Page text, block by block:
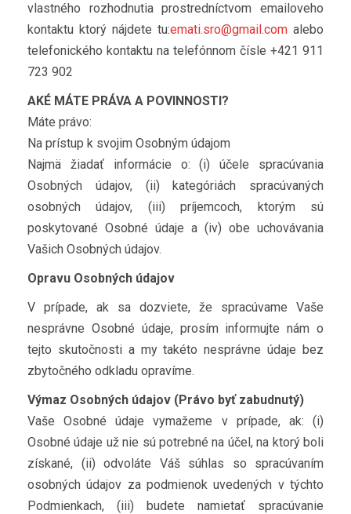
vlastného rozhodnutia prostredníctvom emailoveho
kontaktu ktorý nájdete tu:emati.sro@gmail.com alebo
telefonického kontaktu na telefónnom čísle +421 911
723 902
AKÉ MÁTE PRÁVA A POVINNOSTI?
Máte právo:
Na prístup k svojim Osobným údajom
Najmä žiadať informácie o: (i) účele spracúvania
Osobných údajov, (ii) kategóriách spracúvaných
osobných údajov, (iii) príjemcoch, ktorým sú
poskytované Osobné údaje a (iv) obe uchovávania
Vašich Osobných údajov.
Opravu Osobných údajov
V prípade, ak sa dozviete, že spracúvame Vaše
nesprávne Osobné údaje, prosím informujte nám o
tejto skutočnosti a my takéto nesprávne údaje bez
zbytočného odkladu opravíme.
Výmaz Osobných údajov (Právo byť zabudnutý)
Vaše Osobné údaje vymažeme v prípade, ak: (i)
Osobné údaje už nie sú potrebné na účel, na ktorý boli
získané, (ii) odvoláte Váš súhlas so spracúvaním
osobných údajov za podmienok uvedených v týchto
Podmienkach, (iii) budete namietať spracúvanie